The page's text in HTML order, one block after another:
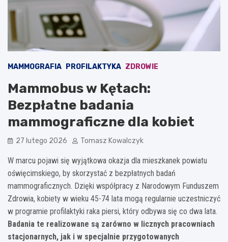
MAMMOGRAFIA PROFILAKTYKA ZDROWIE
Mammobus w Kętach:
Bezpłatne badania
mammograficzne dla kobiet
27 lutego 2026 Tomasz Kowalczyk
W marcu pojawi się wyjątkowa okazja dla mieszkanek powiatu
oświęcimskiego, by skorzystać z bezpłatnych badań
mammograficznych. Dzięki współpracy z Narodowym Funduszem
Zdrowia, kobiety w wieku 45-74 lata mogą regularnie uczestniczyć
w programie profilaktyki raka piersi, który odbywa się co dwa lata.
Badania te realizowane są zarówno w licznych pracowniach
stacjonarnych, jak i w specjalnie przygotowanych